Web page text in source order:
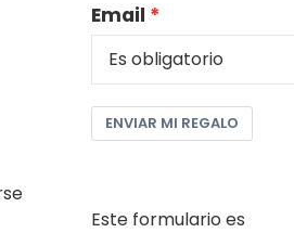
Email
ENVIAR MI REGALO
Este formulario es